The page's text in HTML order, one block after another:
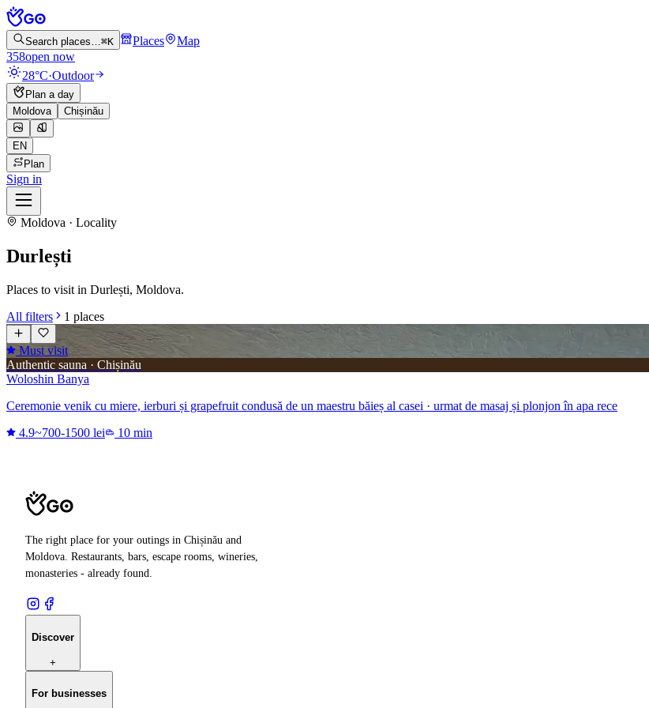
Search places…⌘K Places
Map
358open now
28°C·Outdoor
Plan a day
Moldova
Chișinău
EN
Plan
Sign in
Moldova · Locality
Durlești
Places to visit in Durlești, Moldova.
All filters
1 places
Must visit
Authentic sauna · Chișinău
Woloshin Banya
Ceremonie venik cu miere, ierburi și grapefruit condusă de un maestru băieș al casei · urmat de masaj și plonjon în apa rece
4.9~700-1500 lei 10 min
The right place for your outings in Chișinău and
Moldova. Restaurants, bars, escape rooms, wineries,
monasteries - already found.
Discover
+
For businesses